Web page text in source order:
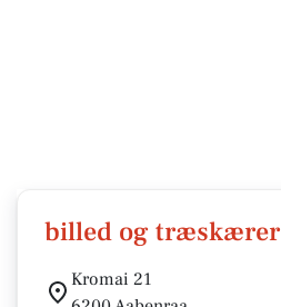
billed og træskærer
Kromai 21